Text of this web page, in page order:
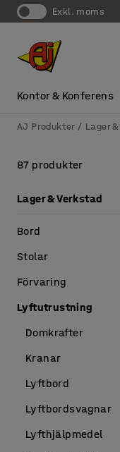
exkl. moms
Kontor & Konferens
AJ Produkter Lager
87 produkter
Lager & Verkstad
Bord
Stolar
Förvaring
Lyftutrustning
Domkrafter
Kranar
Lyftbord
Lyftbordsvagnar
Lyfthjälpmedel